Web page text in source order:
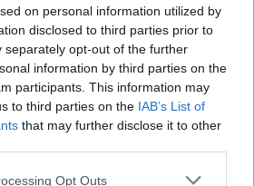
on personal information utilized by
disclosed to third parties prior to
separately opt-out of the further
information by third parties on the
participants. This information may
to third parties on the IAB’s List of
that may further disclose it to other
Opt Outs
ΗΠΑ: 15χρονος με στολή
κλόουν δολοφόνησε
ηλικιωμένο σε στάση
λεωφορείου – Βίντεο του
δράστη γίνεται viral
ΣΉΜΕΡΑ
Ο έφηβος δράστης μαχαίρωσε
αποτέλεσμα τον θάνατό του, σύμφωνα